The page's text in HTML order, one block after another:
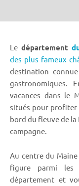
Le département
des plus fameux
destination
gastronomiques.
vacances dans le
situés pour profiter
bord du fleuve de la
campagne.
Au centre du
figure parmi les
département et